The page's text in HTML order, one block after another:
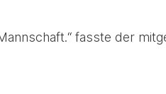
fasste der